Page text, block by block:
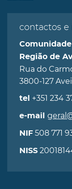
contactos e
Região de
Rua do
3800-127
tel +351 234
e-mail
NIF 508 771
NISS